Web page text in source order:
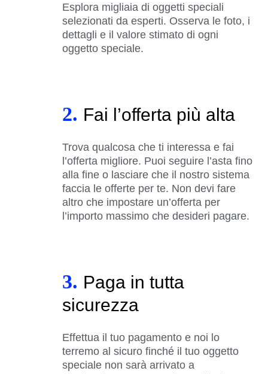
Esplora migliaia di oggetti speciali
selezionati da esperti. Osserva le foto, i
dettagli e il valore stimato di ogni
oggetto speciale.
2. Fai l’offerta più alta
Trova qualcosa che ti interessa e fai
l’offerta migliore. Puoi seguire l’asta fino
alla fine o lasciare che il nostro sistema
faccia le offerte per te. Non devi fare
altro che impostare un’offerta per
l’importo massimo che desideri pagare.
3. Paga in tutta
sicurezza
Effettua il tuo pagamento e noi lo
terremo al sicuro finché il tuo oggetto
speciale non sarà arrivato a